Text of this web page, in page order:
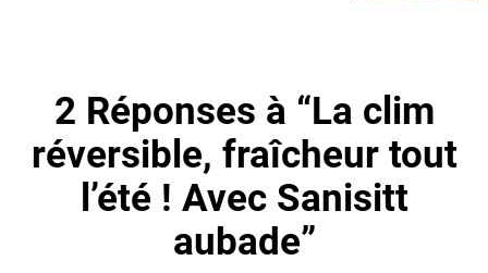
2 Réponses à “La clim
réversible, fraîcheur tout
l’été ! Avec Sanisitt
aubade”